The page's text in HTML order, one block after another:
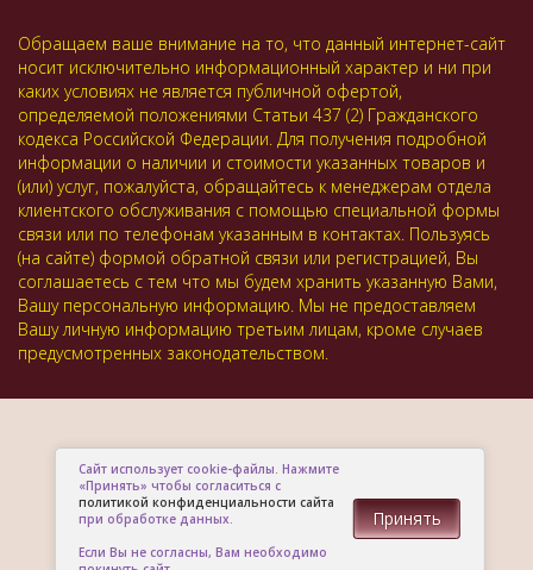
Обращаем ваше внимание на то, что данный интернет-сайт
носит исключительно информационный характер и ни при
каких условиях не является публичной офертой,
определяемой положениями Статьи 437 (2) Гражданского
кодекса Российской Федерации. Для получения подробной
информации о наличии и стоимости указанных товаров и
(или) услуг, пожалуйста, обращайтесь к менеджерам отдела
клиентского обслуживания с помощью специальной формы
связи или по телефонам указанным в контактах. Пользуясь
(на сайте) формой обратной связи или регистрацией, Вы
соглашаетесь с тем что мы будем хранить указанную Вами,
Вашу персональную информацию. Мы не предоставляем
Вашу личную информацию третьим лицам, кроме случаев
предусмотренных законодательством.
Сайт использует cookie-файлы. Нажмите
«Принять» чтобы согласиться с
политикой конфиденциальности сайта
при обработке данных.
Если Вы не согласны, Вам необходимо
Принять